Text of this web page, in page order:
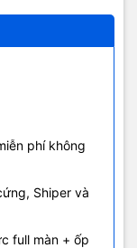
phí không
Shiper và
full màn + ốp